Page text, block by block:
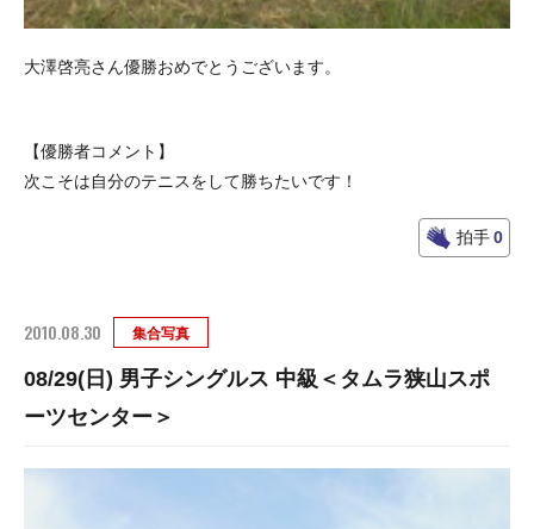
大澤啓亮さん優勝おめでとうございます。
【優勝者コメント】
次こそは自分のテニスをして勝ちたいです！
拍手0
2010.08.30 集合写真
08/29(日) 男子シングルス 中級＜タムラ狭山スポ
ーツセンター＞